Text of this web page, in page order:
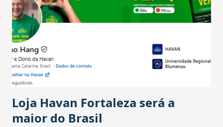
Ainda segundo a Pesquisa, em novembro de 2025, 40% dos
bares e restaurantes operaram com lucro e outros 40%
registraram equilíbrio financeiro. Já o percentual de
estabelecimentos no prejuízo ficou em 19%, pouco abaixo
do observado no mês anterior. Outros 1% não existiam em
novembro. Em relação a outubro, o faturamento também
Loja Havan Fortaleza será a
maior do Brasil